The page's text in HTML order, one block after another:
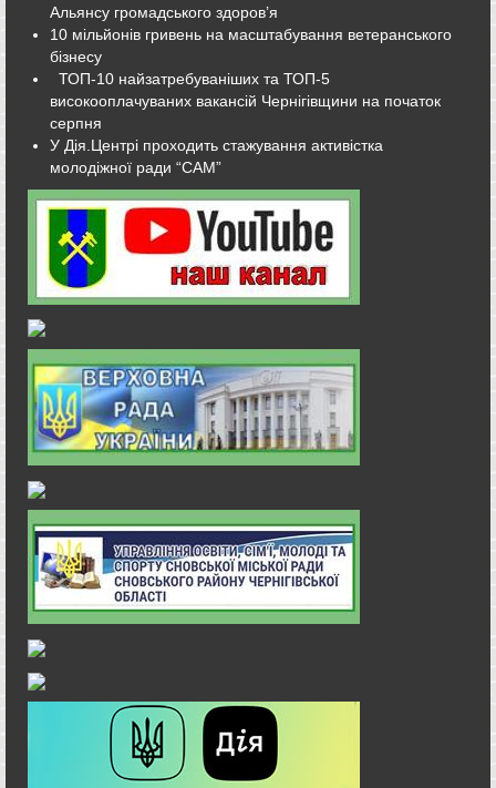
Альянсу громадського здоров’я
10 мільйонів гривень на масштабування ветеранського
бізнесу
ТОП-10 найзатребуваніших та ТОП-5
високооплачуваних вакансій Чернігівщини на початок
серпня
У Дія.Центрі проходить стажування активістка
молодіжної ради “САМ”